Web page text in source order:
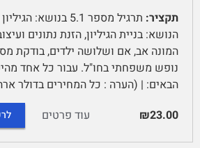
תקציר:
הנושא: בניית הגיליון, הזנת נתונים
המונה אב, אם ושלושה ילדים, בודקת
נופש משפחתי בחו"ל. עבור כל אחד
הבאים: | (הערה : כל המחירים בדולר
₪23.00
עוד פרטים